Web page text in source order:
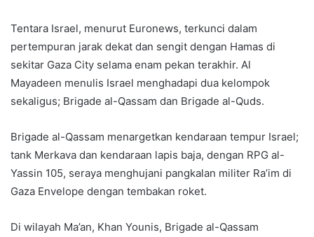
Tentara Israel, menurut Euronews, terkunci dalam
pertempuran jarak dekat dan sengit dengan Hamas di
sekitar Gaza City selama enam pekan terakhir. Al
Mayadeen menulis Israel menghadapi dua kelompok
sekaligus; Brigade al-Qassam dan Brigade al-Quds.
Brigade al-Qassam menargetkan kendaraan tempur Israel;
tank Merkava dan kendaraan lapis baja, dengan RPG al-
Yassin 105, seraya menghujani pangkalan militer Ra’im di
Gaza Envelope dengan tembakan roket.
Di wilayah Ma’an, Khan Younis, Brigade al-Qassam